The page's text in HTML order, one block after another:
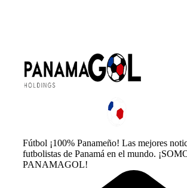
Fútbol ¡100% Panameño! Las mejores
futbolistas de Panamá en el mundo.
PANAMAGOL!